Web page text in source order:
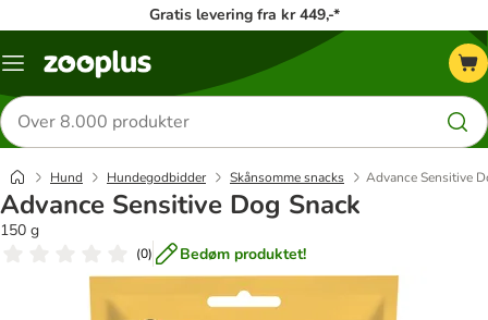
Gratis levering fra kr 449,-*
Menu
Søg
efter
produkter
Hund Hundegodbidder Skånsomme snacks Advance Sensitive
Advance Sensitive Dog Snack
150 g
(0) Bedøm produktet!